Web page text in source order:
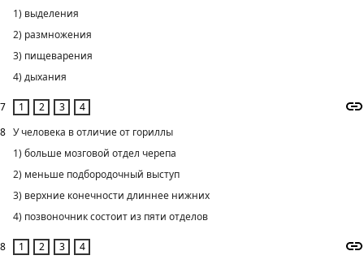
7
1) выделения
2) размножения
3) пищеварения
4) дыхания
8
8
У человека в отличие от гориллы
1) больше мозговой отдел черепа
2) меньше подбородочный выступ
3) верхние конечности длиннее нижних
4) позвоночник состоит из пяти отделов